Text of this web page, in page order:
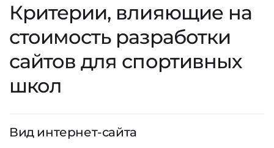
Критерии, влияющие на
стоимость разработки
сайтов для спортивных
школ
Вид интернет-сайта